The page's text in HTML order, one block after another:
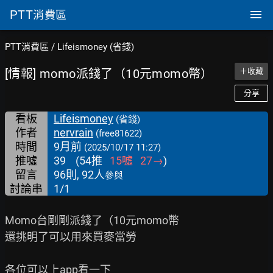
PTT消費區
PTT消費區 / Lifeismoney (省錢)
[情報] momo派錢了（10元momo幣） ＋收藏
分享
看板 Lifeismoney (省錢)
作者 nervrain (free81622)
時間 9月前 (2025/10/17 11:27)
推噓 39 (54推 15噓 27→)
留言
96則, 92人參與
討論串 1/1
Momo台剛剛派錢了（10元momo幣
還挑明了可以用來買麥當勞
各位可以上app看一下